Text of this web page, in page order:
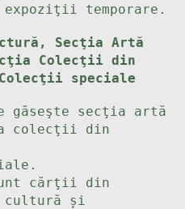
expoziţii temporare.
Secţia Artă
Colecţii din
speciale
găseşte secţia artă
colecţii din
cărţii din
cultură și